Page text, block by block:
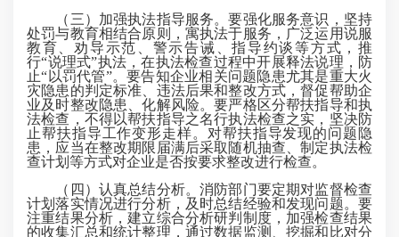
（三）加强执法指导服务。要强化服务意识，坚持
处罚与教育相结合原则，寓执法于服务，广泛运用说服
教育、劝导示范、警示告诫、指导约谈等方式，推
行“说理式”执法，在执法检查过程中开展释法说理，防
止“以罚代管”。要告知企业相关问题隐患尤其是重大火
灾隐患的判定标准、违法后果和整改方式，督促帮助企
业及时整改隐患、化解风险。要严格区分帮扶指导和执
法检查，不得以帮扶指导之名行执法检查之实，坚决防
止帮扶指导工作变形走样。对帮扶指导发现的问题隐
患，应当在整改期限届满后采取随机抽查、制定执法检
查计划等方式对企业是否按要求整改进行检查。
（四）认真总结分析。消防部门要定期对监督检查
计划落实情况进行分析，及时总结经验和发现问题。要
注重结果分析，建立综合分析研判制度，加强检查结果
的收集汇总和统计整理，通过数据监测、挖掘和比对分